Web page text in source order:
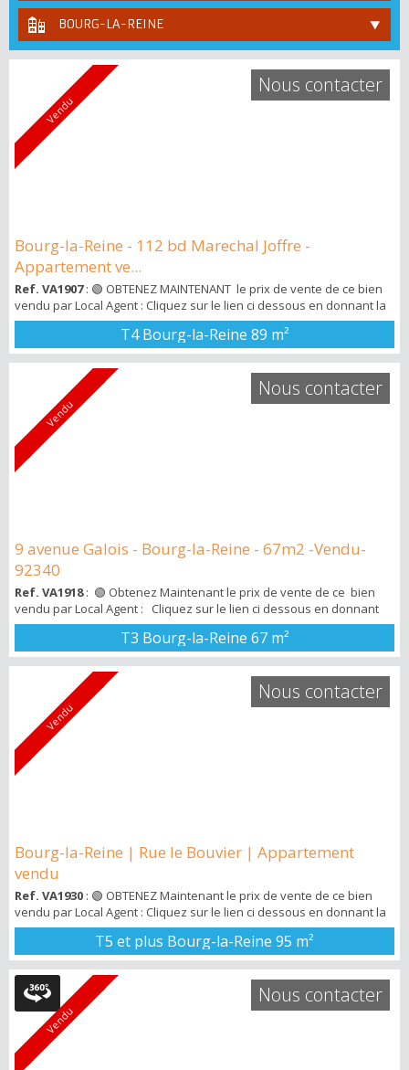
BOURG-LA-REINE
Vendu
Bourg-la-Reine - 112 bd Marechal Joffre -
Appartement ve...
Ref. VA1907: 🟢 OBTENEZ MAINTENANT le prix de vente de ce bien
vendu par Local Agent : Cliquez sur le lien ci dessous en donnant la
ref VA1907 : ➡️ http://bit.ly/3KjDnEu Vous recevrez ensuite un mail
avec un pdf avec tous les détails du bien vendu . APPARTEMENT 89
M² 2 CHAMBRES 1 BUREAU BALCON ETAGE ELEVE ASCENSEURLocal
Agent vous propose un appartement de 4 pièces proche du RER B
Bourg-la-Rein...
T4 Bourg-la-Reine 89 m²
Nous contacter
Vendu
9 avenue Galois - Bourg-la-Reine - 67m2 -Vendu-
92340
Ref. VA1918: 🟢 Obtenez Maintenant le prix de vente de ce bien
vendu par Local Agent : Cliquez sur le lien ci dessous en donnant
la ref VA1918 : ➡ http://bit.ly/3KjDnEu Vous recevrez ensuite un
mail avec un pdf avec tous les détails du bien vendu . Bourg-la-
Reine , proche du RER b et du parc de Sceaux , dans un quartier
résidentiel et calme , découvrez cet appartement d...
T3 Bourg-la-Reine 67 m²
Nous contacter
Vendu
Bourg-la-Reine | Rue le Bouvier | Appartement
vendu
Ref. VA1930 : 🟢 OBTENEZ Maintenant le prix de vente de ce bien
vendu par Local Agent : Cliquez sur le lien ci dessous en donnant la
ref VA1930 : ➡️ http://bit.ly/3KjDnEu 🚀 Vous recevrez ensuite un mail
avec un pdf avec tous les détails du bien vendu . Local Agent vous
propose de visiter ce bien de 95m2 avec terrasse et jardin de 36m2
à 2 pas du centre ville et du RER B . Cette appartement dans une ...
T5 et plus Bourg-la-Reine 95 m²
Nous contacter
Vendu
Nous contacter